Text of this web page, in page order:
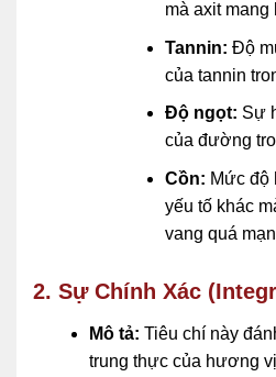
mà axit
Tannin: Độ
của tannin
Độ ngọt: Sự
của đường
Cồn: Mức độ
yếu tố khác
vang quá
2. Sự Chính Xác
Mô tả: Tiêu chí này
trung thực của hương